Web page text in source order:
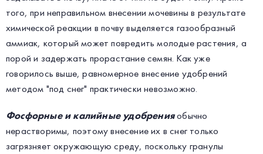
того, при неправильном внесении мочевины в результате
химической реакции в почву выделяется газообразный
аммиак, который может повредить молодые растения, а
порой и задержать прорастание семян. Как уже
говорилось выше, равномерное внесение удобрений
методом "под снег" практически невозможно.
Фосфорные и калийные удобренияобычно
нерастворимы, поэтому внесение их в снег только
загрязняет окружающую среду, поскольку гранулы